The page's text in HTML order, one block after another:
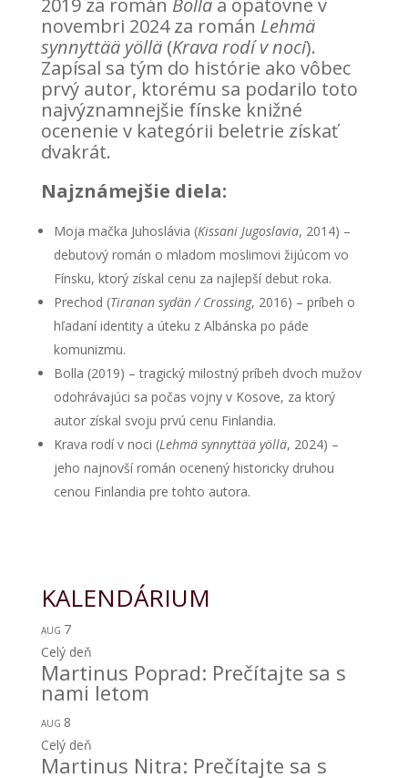
2019 za román Bollaa opätovne v
novembri 2024 za román Lehmä
synnyttää yöllä(Krava rodí v noci).
Zapísal sa tým do histórie ako vôbec
prvý autor, ktorému sa podarilo toto
najvýznamnejšie fínske knižné
ocenenie v kategórii beletrie získať
dvakrát.
Najznámejšie diela:
Moja mačka Juhoslávia (Kissani Jugoslavia, 2014) –
debutový román o mladom moslimovi žijúcom vo
Fínsku, ktorý získal cenu za najlepší debut roka.
Prechod (Tiranan sydän / Crossing, 2016) – príbeh o
hľadaní identity a úteku z Albánska po páde
komunizmu.
Bolla (2019) – tragický milostný príbeh dvoch mužov
odohrávajúci sa počas vojny v Kosove, za ktorý
autor získal svoju prvú cenu Finlandia.
Krava rodí v noci (Lehmä synnyttää yöllä, 2024) –
jeho najnovší román ocenený historicky druhou
cenou Finlandia pre tohto autora.
KALENDÁRIUM
AUG 7
Celý deň
Martinus Poprad: Prečítajte sa s
nami letom
AUG 8
Celý deň
Martinus Nitra: Prečítajte sa s